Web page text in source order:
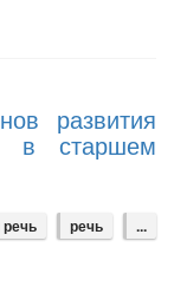
развития
в старшем
речь речь ...